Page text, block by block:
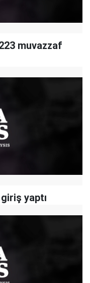
muvazzaf
yaptı